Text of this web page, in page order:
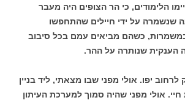
הלימודים, כי הר הצופים היה מעבר
שנשמרה על ידי חיילים שהתחפשו
כשהם מביאים עמם בכל סיבוב
הענקית שנותרה על ההר.
לרחוב יפו. אולי מפני שבו מצאתי, ליד בניין
אולי מפני שהיה סמוך למערכת העיתון